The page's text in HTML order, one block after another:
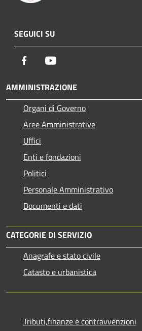
SEGUICI SU
Facebook
AMMINISTRAZIONE
Organi di Governo
Aree Amministrative
Uffici
Enti e fondazioni
Politici
Personale Amministrativo
Documenti e dati
CATEGORIE DI SERVIZIO
Anagrafe e stato civile
Catasto e urbanistica
Tributi,finanze e contravvenzioni